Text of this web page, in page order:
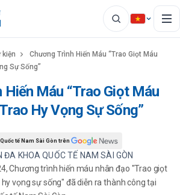
kiện
Chương Trình Hiến Máu “Trao Giọt Máu
Sự Sống”
Hiến Máu “Trao Giọt Máu
Hy Vọng Sự Sống”
ĐA KHOA QUỐC TẾ NAM SÀI GÒN
tế Nam Sài Gòn trên
Chương trình hiến máu nhân đạo "Trao giọt
vọng sự sống" đã diễn ra thành công tại